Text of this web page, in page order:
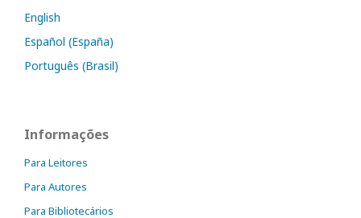
English
Español (España)
Português (Brasil)
Informações
Para Leitores
Para Autores
Para Bibliotecários